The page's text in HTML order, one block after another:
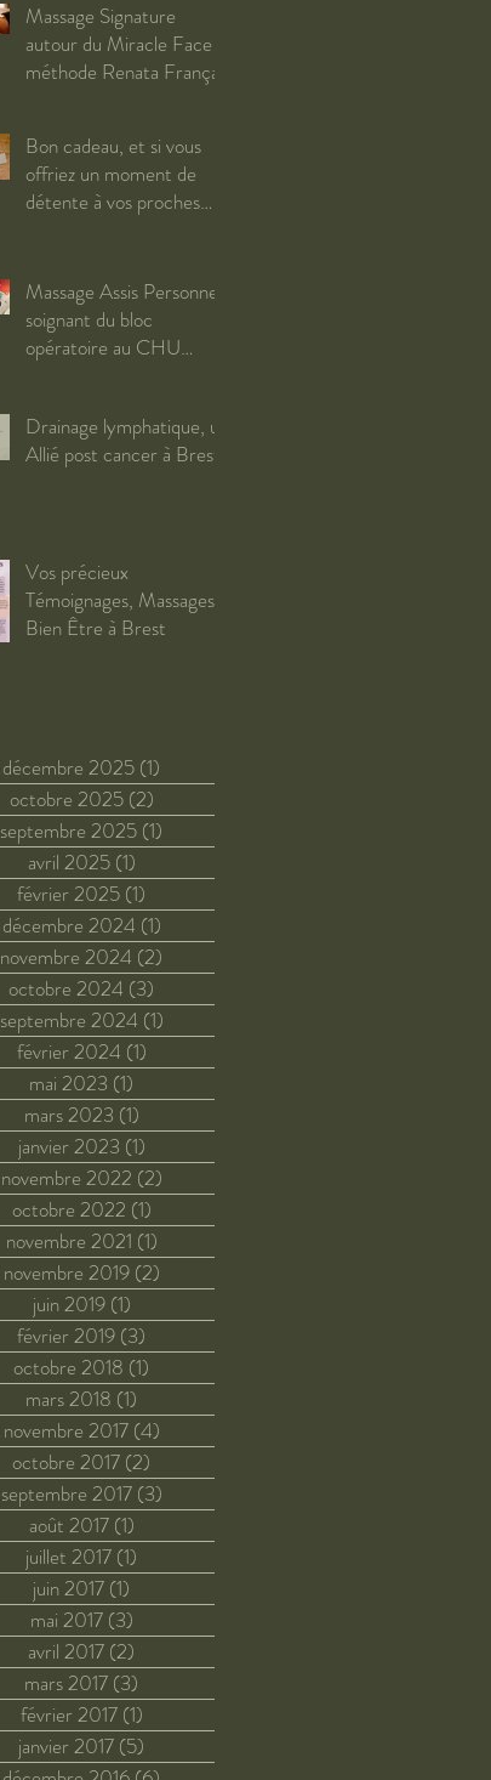
Massage Signature
autour du Miracle Face
méthode Renata França
Bon cadeau, et si vous
offriez un moment de
détente à vos proches
Massage Assis Personnel
soignant du bloc
opératoire au CHU
Drainage lymphatique, un
Allié post cancer à Brest
Vos précieux
Témoignages, Massages
Bien Être à Brest
décembre 2025 (1)
octobre 2025 (2)
septembre 2025 (1)
avril 2025 (1)
février 2025 (1)
décembre 2024 (1)
novembre 2024 (2)
octobre 2024 (3)
septembre 2024 (1)
février 2024 (1)
mai 2023 (1)
mars 2023 (1)
janvier 2023 (1)
novembre 2022 (2)
octobre 2022 (1)
novembre 2021 (1)
novembre 2019 (2)
juin 2019 (1)
février 2019 (3)
octobre 2018 (1)
mars 2018 (1)
novembre 2017 (4)
octobre 2017 (2)
septembre 2017 (3)
août 2017 (1)
juillet 2017 (1)
juin 2017 (1)
mai 2017 (3)
avril 2017 (2)
mars 2017 (3)
février 2017 (1)
janvier 2017 (5)